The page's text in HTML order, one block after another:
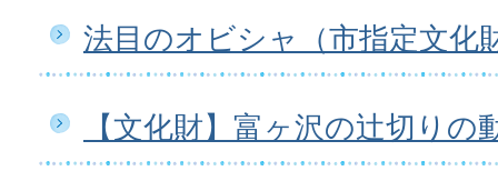
法目のオビシャ（市指定文化
【文化財】富ヶ沢の辻切りの